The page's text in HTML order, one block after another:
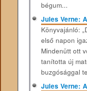
bégum...
Jules Verne:
Könyvajánló:
első napon
Mindenütt ott
tanította új
buzgósággal
Jules Verne: